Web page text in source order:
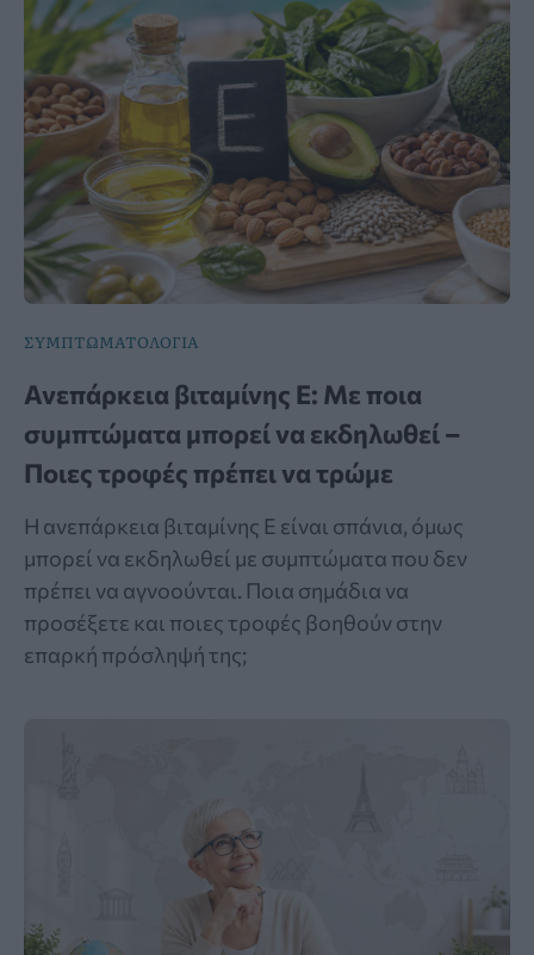
ΣΥΜΠΤΩΜΑΤΟΛΟΓΙΑ
Ανεπάρκεια βιταμίνης Ε: Με ποια
συμπτώματα μπορεί να εκδηλωθεί –
Ποιες τροφές πρέπει να τρώμε
Η ανεπάρκεια βιταμίνης Ε είναι σπάνια, όμως
μπορεί να εκδηλωθεί με συμπτώματα που δεν
πρέπει να αγνοούνται. Ποια σημάδια να
προσέξετε και ποιες τροφές βοηθούν στην
επαρκή πρόσληψή της;